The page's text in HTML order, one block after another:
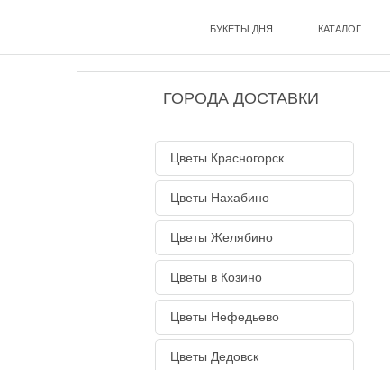
БУКЕТЫ ДНЯ КАТАЛОГ
ГОРОДА ДОСТАВКИ
Цветы Красногорск
Цветы Нахабино
Цветы Желябино
Цветы в Козино
Цветы Нефедьево
Цветы Дедовск